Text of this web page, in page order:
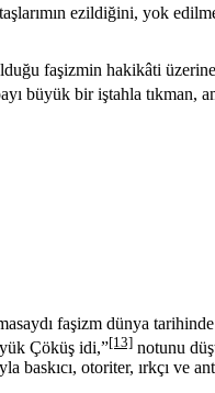
ezildiğini, yok
faşizmin hakikâti
büyük bir iştahla tıkman,
faşizm dünya
Çöküş idi,”[13] notunu
baskıcı, otoriter, ırkçı